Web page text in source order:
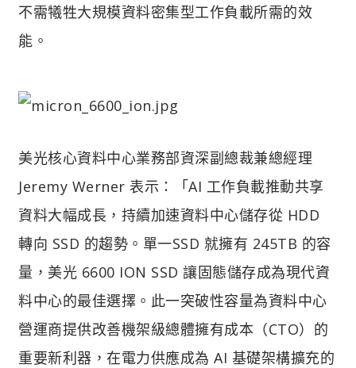
不需犧牲大規模資料密集型工作負載所需的效
能。
美光核心資料中心業務部資深副總裁兼總經理
Jeremy Werner 表示：「AI 工作負載推動共享
資料大幅成長，持續加速資料中心儲存從 HDD
轉向 SSD 的趨勢。單一SSD 就擁有 245TB 的容
量，美光 6600 ION SSD 讓固態儲存成為現代資
料中心的最佳選擇。此一突破性容量為資料中心
營運商提供改善機架級總體擁有成本（CTO）的
重要新利器，在電力供應成為 AI 基礎架構擴充的